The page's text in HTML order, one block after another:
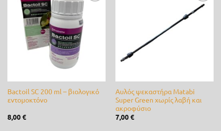
RPE (0)
Samurai
SEMINIS(0)
Shark(0)
Spring
Προσθήκη
στη λίστα
επιθυμίας
Bactoil SC 200 ml – βιολογικό
εντομοκτόνο
8,00€
Προσθήκη
στη λίστα
επιθυμίας
Αυλός ψεκαστήρα Matabi
Super Green χωρίς λαβή και
ακροφύσιο
7,00€